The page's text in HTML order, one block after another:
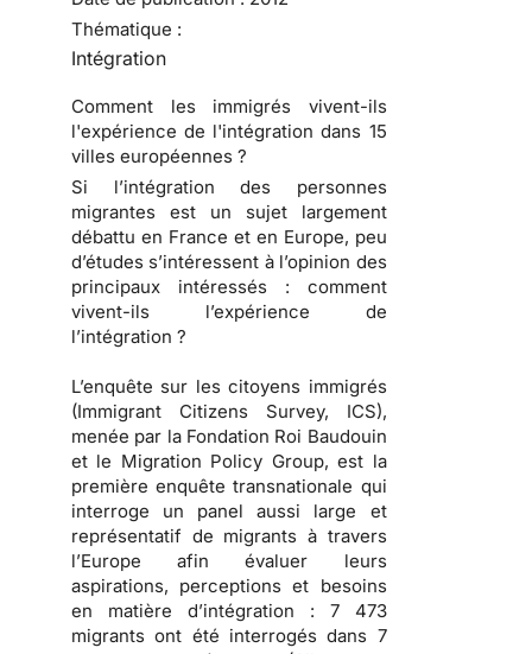
Thématique :
Intégration
Comment les immigrés vivent-ils
l'expérience de l'intégration dans 15
villes européennes ?
Si l’intégration des personnes
migrantes est un sujet largement
débattu en France et en Europe, peu
d’études s’intéressent à l’opinion des
principaux intéressés : comment
vivent-ils l’expérience de
l’intégration ?
L’enquête sur les citoyens immigrés
(Immigrant Citizens Survey, ICS),
menée par la Fondation Roi Baudouin
et le Migration Policy Group, est la
première enquête transnationale qui
interroge un panel aussi large et
représentatif de migrants à travers
l’Europe afin évaluer leurs
aspirations, perceptions et besoins
en matière d’intégration : 7 473
migrants ont été interrogés dans 7